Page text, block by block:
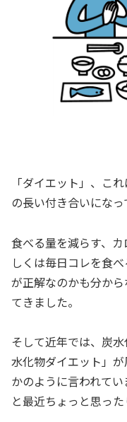
「ダイエット」、こ
の長い付き合いにな
食べる量を減らす、
しくは毎日コレを食
が正解なのかも分か
てきました。
そして近年では、炭
水化物ダイエット」
かのように言われて
と最近ちょっと思った